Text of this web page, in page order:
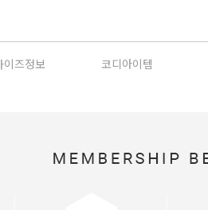
이즈정보 코디아이템